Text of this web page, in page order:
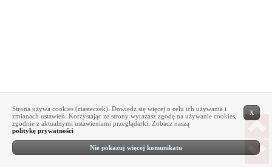
X
Strona używa cookies (ciasteczek). Dowiedz się więcej o celu ich używania i
zmianach ustawień. Korzystając ze strony wyrażasz zgodę na używanie cookies,
zgodnie z aktualnymi ustawieniami przeglądarki. Zobacz naszą
politykę prywatności
Nie pokazuj więcej komunikatu